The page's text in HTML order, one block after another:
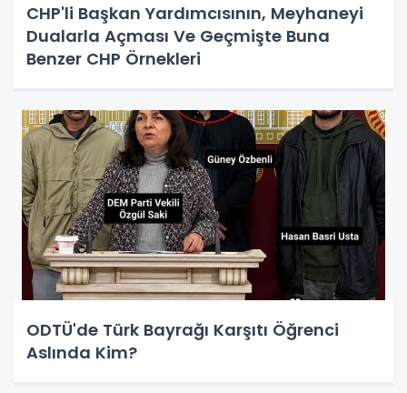
CHP'li Başkan Yardımcısının, Meyhaneyi
Dualarla Açması Ve Geçmişte Buna
Benzer CHP Örnekleri
ODTÜ'de Türk Bayrağı Karşıtı Öğrenci
Aslında Kim?